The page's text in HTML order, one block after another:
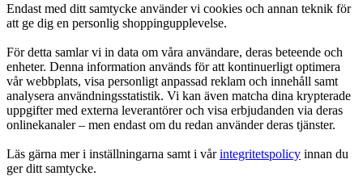
Endast med ditt samtycke använder vi cookies och annan teknik för
att ge dig en personlig shoppingupplevelse.
För detta samlar vi in data om våra användare, deras beteende och
enheter. Denna information används för att kontinuerligt optimera
vår webbplats, visa personligt anpassad reklam och innehåll samt
analysera användningsstatistik. Vi kan även matcha dina krypterade
uppgifter med externa leverantörer och visa erbjudanden via deras
onlinekanaler – men endast om du redan använder deras tjänster.
Läs gärna mer i inställningarna samt i vårintegritetspolicy innan du
ger ditt samtycke.